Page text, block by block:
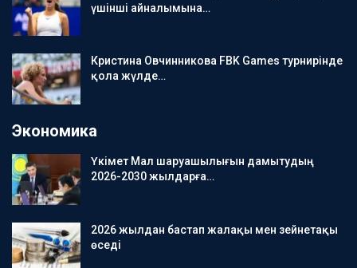
үшінші айналымына…
Кристина Овчинникова FBK Games турнирінде
қола жүлде…
Экономика
Үкімет Мал шаруашылығын дамытудың
2026-2030 жылдарға…
2026 жылдан бастап жалақы мен зейнетақы
өседі